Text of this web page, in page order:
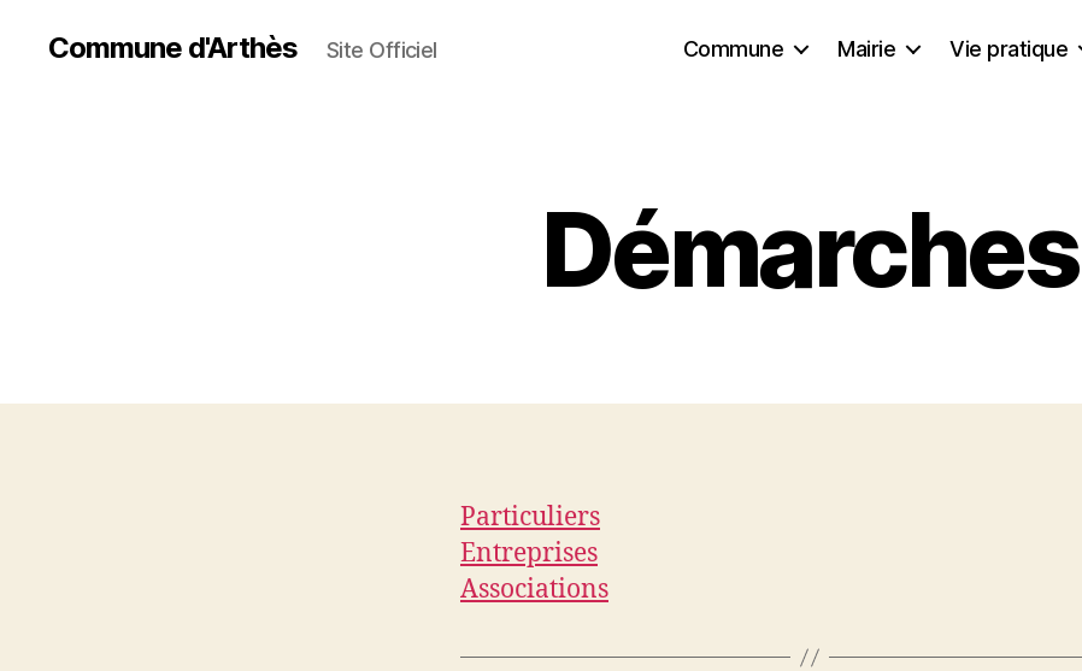
Commune d'Arthès Site Officiel Commune Mairie Vie pratique
Démarches
Particuliers
Entreprises
Associations